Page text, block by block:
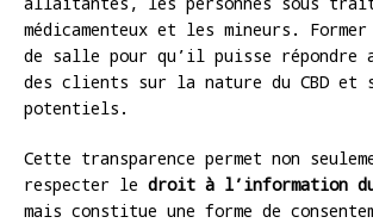
médicamenteux et les mineurs.
de salle pour qu’il puisse répondre
des clients sur la nature du CBD et
potentiels.
Cette transparence permet non
respecter le droit à l’information du
mais constitue une forme de